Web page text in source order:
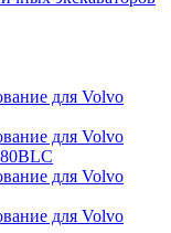
для Volvo
для Volvo
для Volvo
для Volvo